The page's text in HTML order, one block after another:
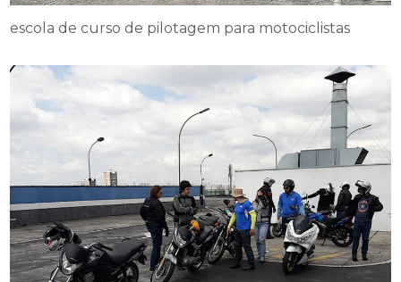
escola de curso de pilotagem para motociclistas